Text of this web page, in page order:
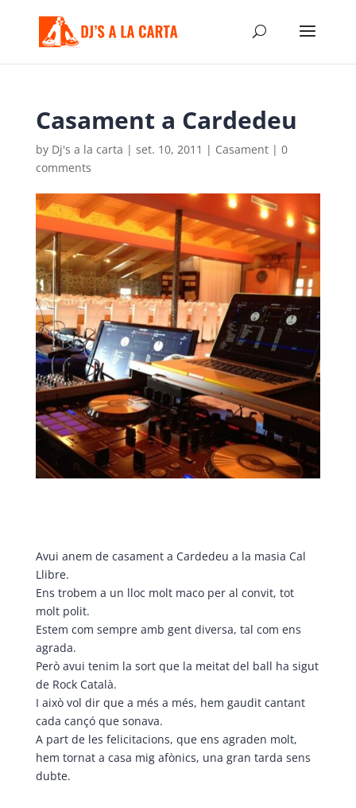
Casament a Cardedeu
by Dj's a la carta | set. 10, 2011 | Casament| 0
comments
Avui anem de casament a Cardedeu a la masia Cal
Llibre.
Ens trobem a un lloc molt maco per al convit, tot
molt polit.
Estem com sempre amb gent diversa, tal com ens
agrada.
Però avui tenim la sort que la meitat del ball ha sigut
de Rock Català.
I això vol dir que a més a més, hem gaudit cantant
cada cançó que sonava.
A part de les felicitacions, que ens agraden molt,
hem tornat a casa mig afònics, una gran tarda sens
dubte.